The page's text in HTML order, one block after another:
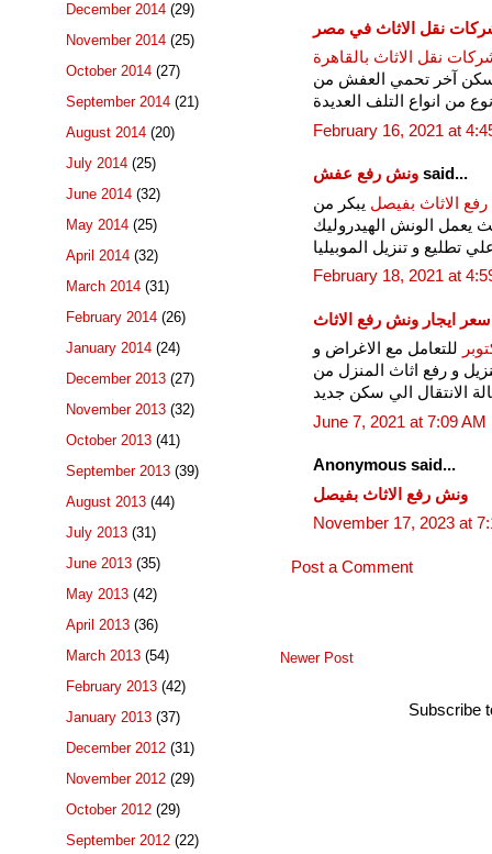
نقل الاثاث في مصر
نقل الاثاث بالقاهرة
سكن آخر تحمي العفش من
من انواع التلف العديدة
February 16, 2021 at
ونش رفع عفش said...
الاثاث بفيصل يبكر من
الونش الهيدروليك
تطليع و تنزيل الموبيليا
February 18, 2021 at
سعر ايجار ونش رفع الاثاث
للتعامل مع الاغراض و
و رفع اثاث المنزل من
الانتقال الي سكن جديد
June 7, 2021 at 7:09 AM
Anonymous said...
ونش رفع الاثاث بفيصل
November 17, 2023 at
Post a Comment
Newer Post
Subscribe
December 2014 (29)
November 2014 (25)
October 2014 (27)
September 2014 (21)
August 2014 (20)
July 2014 (25)
June 2014 (32)
May 2014 (25)
April 2014 (32)
March 2014 (31)
February 2014 (26)
January 2014 (24)
December 2013 (27)
November 2013 (32)
October 2013 (41)
September 2013 (39)
August 2013 (44)
July 2013 (31)
June 2013 (35)
May 2013 (42)
April 2013 (36)
March 2013 (54)
February 2013 (42)
January 2013 (37)
December 2012 (31)
November 2012 (29)
October 2012 (29)
September 2012 (22)